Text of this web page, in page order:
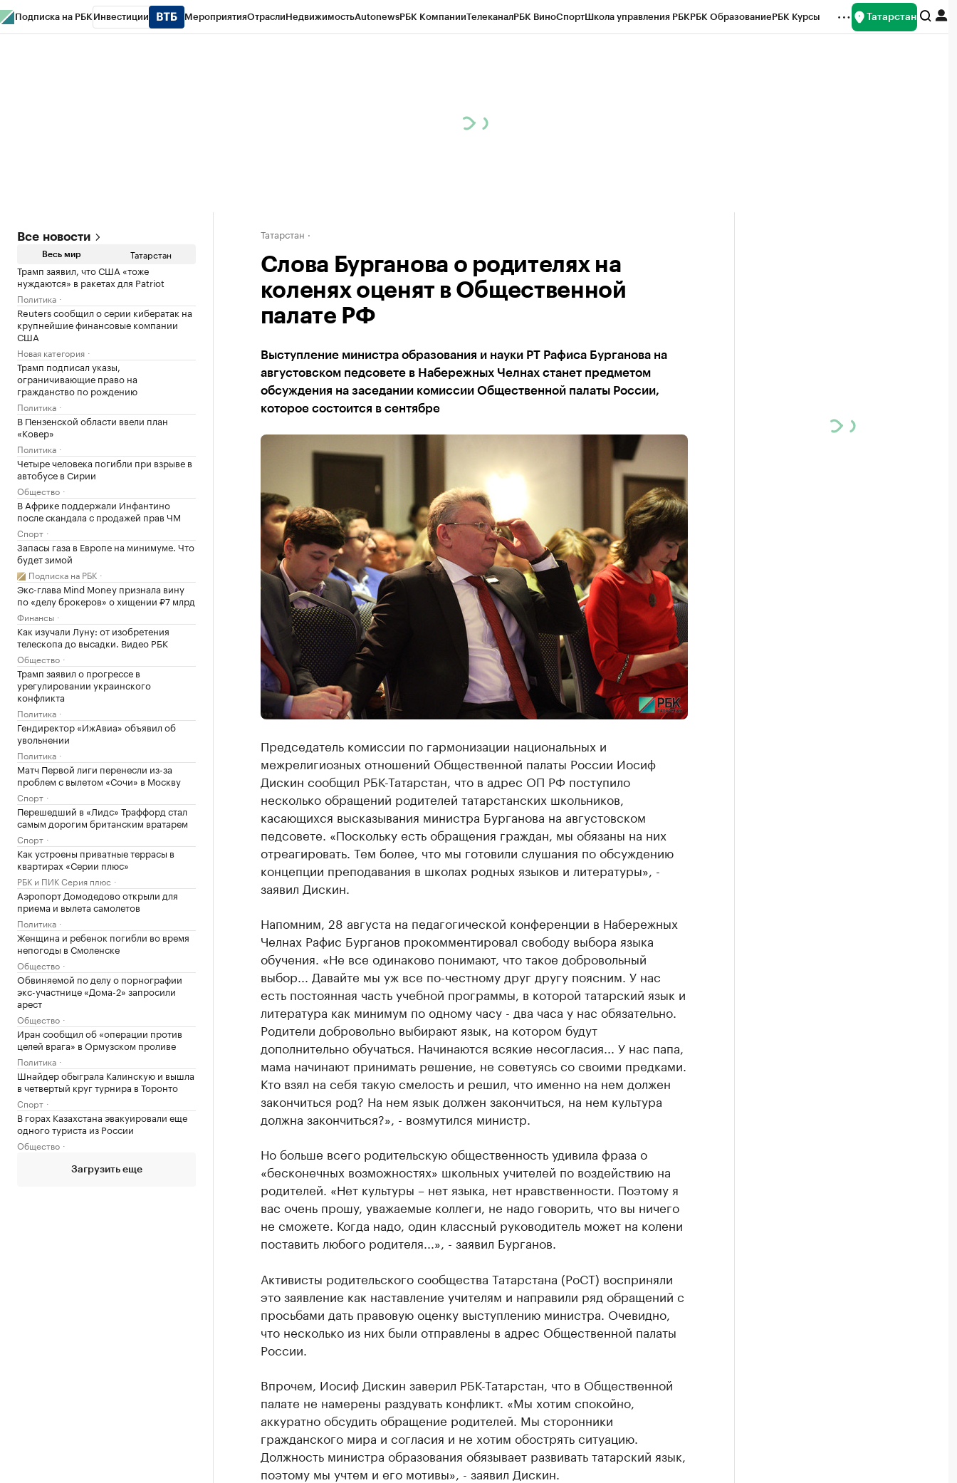
Подписка на РБК Инвестиции МероприятияОтраслиНедвижимостьAutonewsРБК КомпанииТелеканалРБК ВиноСпортШкола управления РБКРБК ОбразованиеРБК Курсы Татарстан
Все новости
Весь мир Татарстан
Трамп заявил, что США «тоже
нуждаются» в ракетах для Patriot
Политика
Reuters сообщил о серии кибератак на
крупнейшие финансовые компании
США
Новая категория
Трамп подписал указы,
ограничивающие право на
гражданство по рождению
Политика
В Пензенской области ввели план
«Ковер»
Политика
Четыре человека погибли при взрыве в
автобусе в Сирии
Общество
В Африке поддержали Инфантино
после скандала с продажей прав ЧМ
Спорт
Запасы газа в Европе на минимуме. Что
будет зимой
Подписка на РБК
Экс-глава Mind Money признала вину
по «делу брокеров» о хищении ₽7 млрд
Финансы
Как изучали Луну: от изобретения
телескопа до высадки. Видео РБК
Общество
Трамп заявил о прогрессе в
урегулировании украинского
конфликта
Политика
Гендиректор «ИжАвиа» объявил об
увольнении
Политика
Матч Первой лиги перенесли из-за
проблем с вылетом «Сочи» в Москву
Спорт
Перешедший в «Лидс» Траффорд стал
самым дорогим британским вратарем
Спорт
Как устроены приватные террасы в
квартирах «Серии плюс»
РБК и ПИК Серия плюс
Аэропорт Домодедово открыли для
приема и вылета самолетов
Политика
Женщина и ребенок погибли во время
непогоды в Смоленске
Общество
Обвиняемой по делу о порнографии
экс-участнице «Дома-2» запросили
арест
Общество
Иран сообщил об «операции против
целей врага» в Ормузском проливе
Политика
Шнайдер обыграла Калинскую и вышла
в четвертый круг турнира в Торонто
Спорт
В горах Казахстана эвакуировали еще
одного туриста из России
Общество
Загрузить еще
Татарстан
Слова Бурганова о родителях на
коленях оценят в Общественной
палате РФ
Выступление министра образования и науки РТ Рафиса Бурганова на
августовском педсовете в Набережных Челнах станет предметом
обсуждения на заседании комиссии Общественной палаты России,
которое состоится в сентябре
Председатель комиссии по гармонизации национальных и
межрелигиозных отношений Общественной палаты России Иосиф
Дискин сообщил РБК-Татарстан, что в адрес ОП РФ поступило
несколько обращений родителей татарстанских школьников,
касающихся высказывания министра Бурганова на августовском
педсовете. «Поскольку есть обращения граждан, мы обязаны на них
отреагировать. Тем более, что мы готовили слушания по обсуждению
концепции преподавания в школах родных языков и литературы», -
заявил Дискин.
Напомним, 28 августа на педагогической конференции в Набережных
Челнах Рафис Бурганов прокомментировал свободу выбора языка
обучения. «Не все одинаково понимают, что такое добровольный
выбор... Давайте мы уж все по-честному друг другу поясним. У нас
есть постоянная часть учебной программы, в которой татарский язык и
литература как минимум по одному часу - два часа у нас обязательно.
Родители добровольно выбирают язык, на котором будут
дополнительно обучаться. Начинаются всякие несогласия... У нас папа,
мама начинают принимать решение, не советуясь со своими предками.
Кто взял на себя такую смелость и решил, что именно на нем должен
закончиться род? На нем язык должен закончиться, на нем культура
должна закончиться?», - возмутился министр.
Но больше всего родительскую общественность удивила фраза о
«бесконечных возможностях» школьных учителей по воздействию на
родителей. «Нет культуры – нет языка, нет нравственности. Поэтому я
вас очень прошу, уважаемые коллеги, не надо говорить, что вы ничего
не сможете. Когда надо, один классный руководитель может на колени
поставить любого родителя...», - заявил Бурганов.
Активисты родительского сообщества Татарстана (РоСТ) восприняли
это заявление как наставление учителям и направили ряд обращений с
просьбами дать правовую оценку выступлению министра. Очевидно,
что несколько из них были отправлены в адрес Общественной палаты
России.
Впрочем, Иосиф Дискин заверил РБК-Татарстан, что в Общественной
палате не намерены раздувать конфликт. «Мы хотим спокойно,
аккуратно обсудить обращение родителей. Мы сторонники
гражданского мира и согласия и не хотим обострять ситуацию.
Должность министра образования обязывает развивать татарский язык,
поэтому мы учтем и его мотивы», - заявил Дискин.